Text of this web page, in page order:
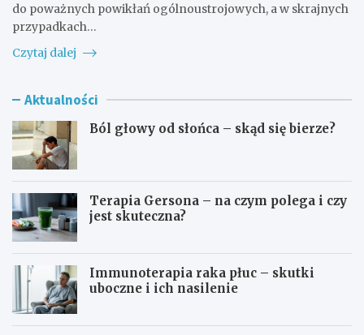
do poważnych powikłań ogólnoustrojowych, a w skrajnych
przypadkach…
Czytaj dalej
Aktualności
Ból głowy od słońca – skąd się bierze?
Terapia Gersona – na czym polega i czy
jest skuteczna?
Immunoterapia raka płuc – skutki
uboczne i ich nasilenie